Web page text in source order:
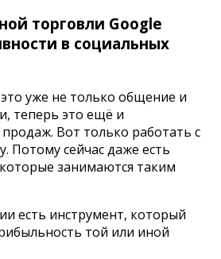
торговли Google
в социальных
уже не только общение и
теперь это ещё и
Вот только работать с
Потому сейчас даже есть
занимаются таким
есть инструмент, который
той или иной